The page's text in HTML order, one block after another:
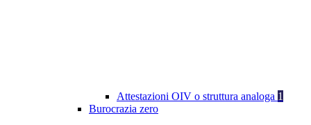
Attestazioni OIV o struttura analoga 1
Burocrazia zero